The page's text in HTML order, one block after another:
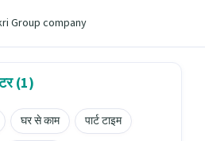
Group company
(1)
घर से काम
पार्ट टाइम